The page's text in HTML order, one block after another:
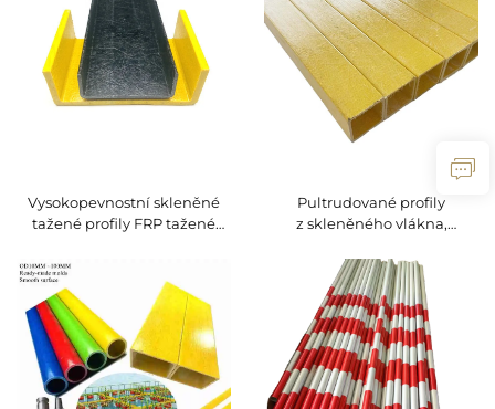
Vysokopevnostní skleněné
tažené profily FRP tažené
Pultrudované profily
z skleněného vlákna,
duté sklolaminátové trubky,
žlutý kompozitní profil ze
skleněného vlákna